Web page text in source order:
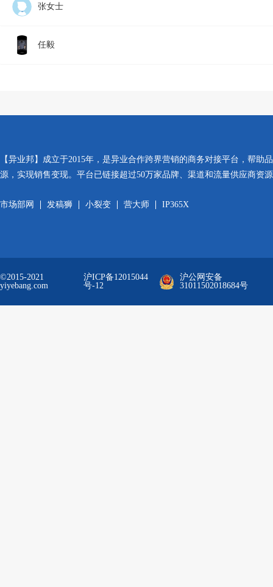
张女士
任毅
【异业邦】成立于2015年，是异业合作跨界营销的商务对接平台，帮助
源，实现销售变现。平台已链接超过50万家品牌、渠道和流量供应商资
市场部网 发稿狮 小裂变 营大师 IP365X
©2015-2021
yiyebang.com
沪ICP备12015044
号-12
沪公网安备
31011502018684号